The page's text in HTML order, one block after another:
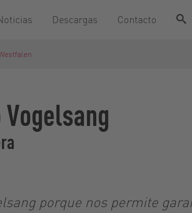
Descargas Contacto
porque nos permite